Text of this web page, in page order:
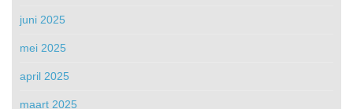
juni 2025
mei 2025
april 2025
maart 2025